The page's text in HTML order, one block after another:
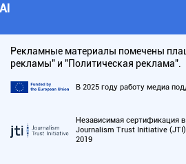
АI
Рекламные материалы помечены
рекламы" и "Политическая реклама".
В 2025 году работу медиа
Независимая сертификация
Journalism Trust Initiative (JTI)
2019